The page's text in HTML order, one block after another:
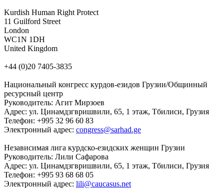
Kurdish Human Right Protect
11 Guilford Street
London
WC1N 1DH
United Kingdom
+44 (0)20 7405-3835
Национальный конгресс курдов-езидов Грузии/Общинный
ресурсный центр
Руководитель: Агит Мирзоев
Адрес: ул. Цинамдзгвришвили, 65, 1 этаж, Тбилиси, Грузия
Телефон: +995 32 96 60 83
Электронный адрес: congress@sarhad.ge
Независимая лига курдско-езидских женщин Грузии
Руководитель: Лили Сафарова
Адрес: ул. Цинамдзгвришвили, 65, 1 этаж, Тбилиси, Грузия
Телефон: +995 93 68 68 05
Электронный адрес: lili@caucasus.net